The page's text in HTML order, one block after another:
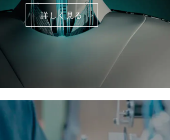
詳しく見る